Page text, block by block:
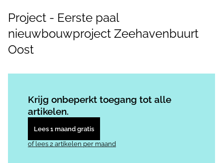
Project - Eerste paal
nieuwbouwproject Zeehavenbuurt
Oost
Krijg onbeperkt toegang tot alle
artikelen.
Lees 1 maand gratis
of lees 2 artikelen per maand